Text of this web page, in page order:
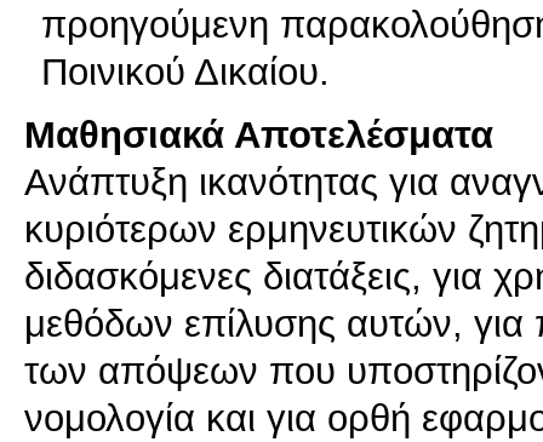
προηγούμενη
Ποινικού Δικαίου.
Μαθησιακά Αποτελέσματα
Ανάπτυξη ικανότητας για
κυριότερων ερμηνευτικών
διδασκόμενες διατάξεις, για
μεθόδων επίλυσης αυτών, για
των απόψεων που
νομολογία και για ορθή